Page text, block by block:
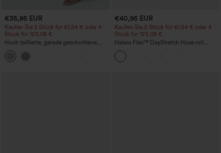
€35,95 EUR
Kaufen Sie 2 Stück für 61,54 € oder 4
Stück für 123,08 €.
Hoch taillierte, gerade geschnittene,
legere Leinen-Optik-Hose mit Taschen
€40,95 EUR
Kaufen Sie 2 Stück für 61,54 € oder 4
Stück für 123,08 €.
Halara Flex™ DayStretch Hose mit
mittlerer Bundhöhe, seitlicher
Reißverschlusstasche und
Work‑Flare‑Schnitt